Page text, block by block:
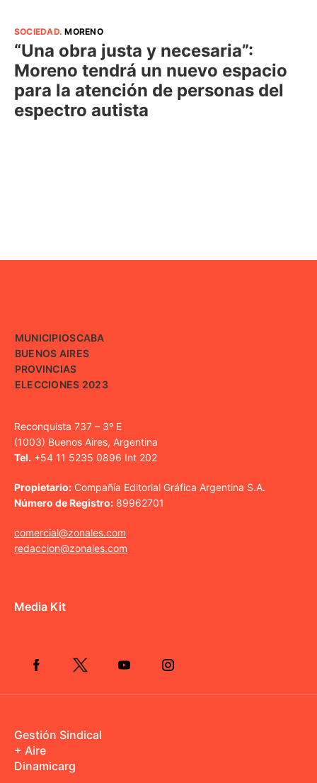
SOCIEDAD.MORENO
“Una obra justa y necesaria”:
Moreno tendrá un nuevo espacio
para la atención de personas del
espectro autista
MUNICIPIOSCABA
BUENOS AIRES
PROVINCIAS
ELECCIONES 2023
Reconquista 737 – 3º E
(1003) Buenos Aires, Argentina
Tel. +54 11 5235 0896 Int 202
Propietario: Compañía Editorial Gráfica Argentina S.A.
Número de Registro: 89962701
comercial@zonales.com
redaccion@zonales.com
Media Kit
Gestión Sindical
+ Aire
Dinamicarg